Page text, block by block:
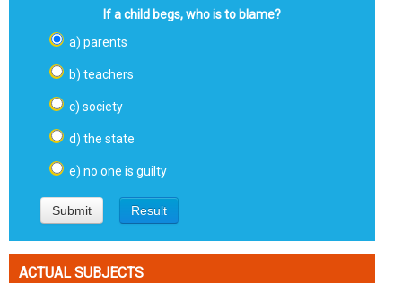
If a child begs, who is to blame?
a) parents
b) teachers
c) society
d) the state
e) no one is guilty
ACTUAL SUBJECTS